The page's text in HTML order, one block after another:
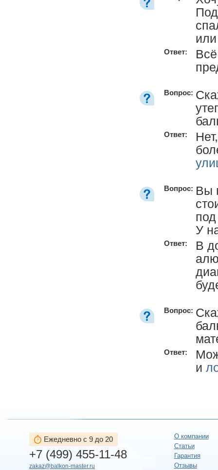
Ответ:
Вопрос:
Ответ:
Вопрос: Вы
У
Ответ:
В
Вопрос:
Ответ:
и
Ежедневно с 9 до 20
+7 (499) 455-11-48
zakaz@balkon-master.ru
О компании
Статьи
Гарантия
Отзывы